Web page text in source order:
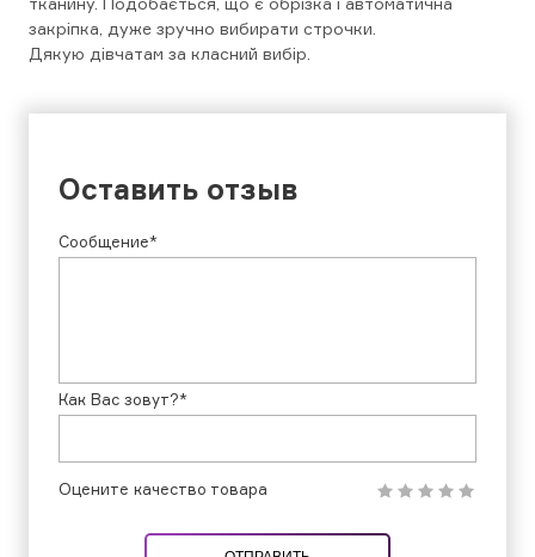
закріпка, дуже зручно вибирати строчки.
Дякую дівчатам за класний вибір.
Оставить отзыв
Сообщение*
Как Вас зовут?*
Оцените качество товара